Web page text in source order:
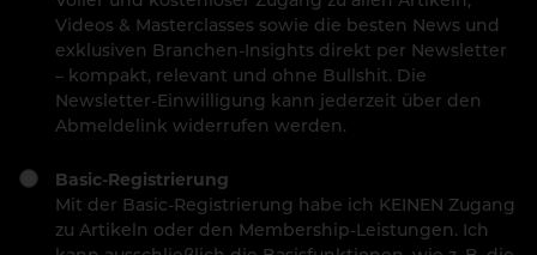
Videos & Masterclasses sowie die besten News und
exklusiven Branchen-Insights direkt per Newsletter
– kompakt, relevant und ohne Bullshit. Die
Newsletter-Einwilligung kann jederzeit über den
Abmeldelink widerrufen werden.
Basic-Registrierung
Mit der Basic-Registrierung habe ich KEINEN Zugang
zu Artikeln oder den Membership-Leistungen. Ich